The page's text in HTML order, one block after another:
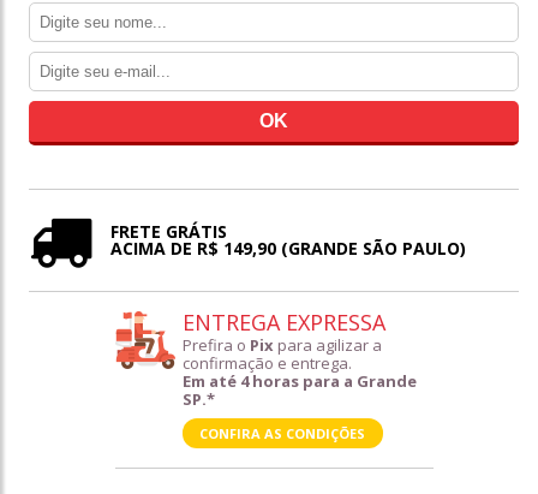
FRETE GRÁTIS
ACIMA DE R$ 149,90 (GRANDE SÃO PAULO)
ENTREGA EXPRESSA
Prefira o Pix para agilizar a
confirmação e entrega.
Em até 4 horas para a Grande
SP.*
CONFIRA AS CONDIÇÕES